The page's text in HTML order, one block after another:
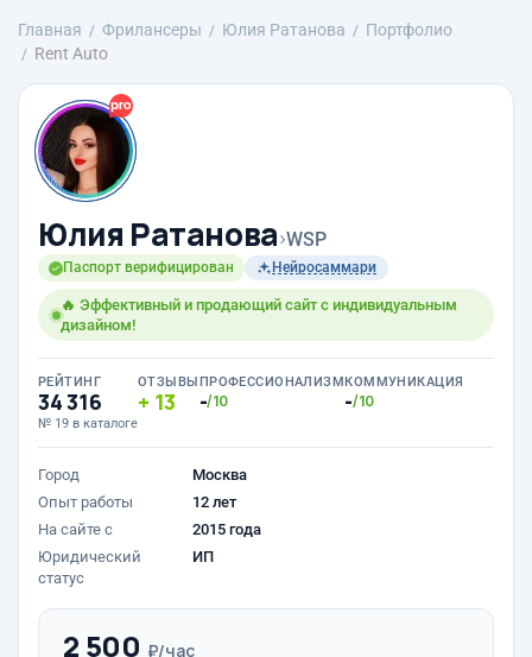
Главная Фрилансеры Юлия Ратанова
Портфолио
Rent Auto
Юлия Ратанова›WSP
Паспорт верифицирован Нейросаммари
🔥 Эффективный и продающий сайт с индивидуальным
дизайном!
РЕЙТИНГ
34 316
№ 19 в каталоге
ОТЗЫВЫ
13
ПРОФЕССИОНАЛИЗМ
-/10
КОММУНИКАЦИЯ
-/10
Город
Москва
Опыт работы
12 лет
На сайте с
2015 года
Юридический
статус
ИП
2 500 ₽/час